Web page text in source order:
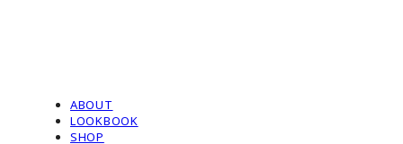
ABOUT
LOOKBOOK
SHOP